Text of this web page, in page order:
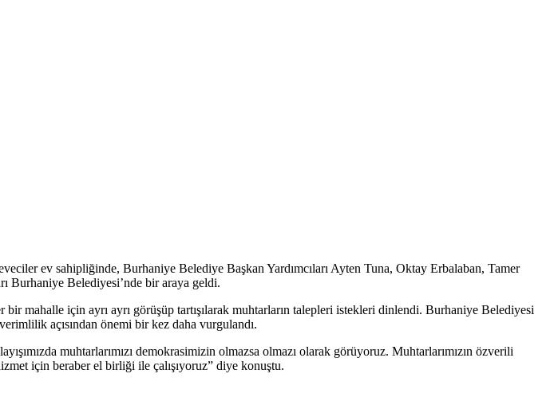
ev sahipliğinde, Burhaniye Belediye Başkan Yardımcıları Ayten Tuna, Oktay Erbalaban, Tamer
Burhaniye Belediyesi’nde bir araya geldi.
mahalle için ayrı ayrı görüşüp tartışılarak muhtarların talepleri istekleri dinlendi. Burhaniye Belediyesi
açısından önemi bir kez daha vurgulandı.
muhtarlarımızı demokrasimizin olmazsa olmazı olarak görüyoruz. Muhtarlarımızın özverili
için beraber el birliği ile çalışıyoruz” diye konuştu.